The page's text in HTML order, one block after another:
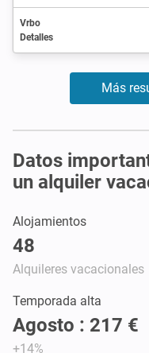
Vrbo
Detalles
Más
Datos
un alquiler
Alojamientos
48
Alquileres vacacionales
Temporada alta
Agosto : 217 €
+14%